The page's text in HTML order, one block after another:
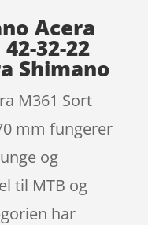
Acera
32-22
Shimano
M361 Sort
mm fungerer
og
til MTB og
har